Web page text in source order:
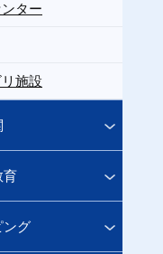
ター
施設
育
ング